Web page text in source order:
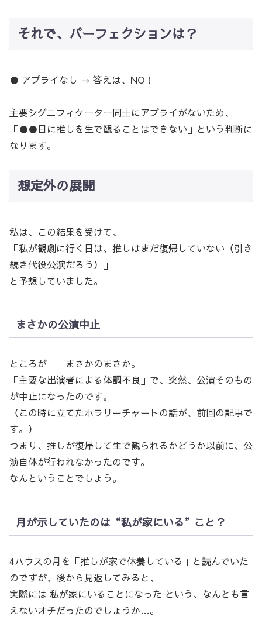
それで、パーフェクションは？
● アプライなし → 答えは、NO！
主要シグニフィケーター同士にアプライがないため、
「●●日に推しを生で観ることはできない」という判断に
なります。
想定外の展開
私は、この結果を受けて、
「私が観劇に行く日は、推しはまだ復帰していない（引き
続き代役公演だろう）」
と予想していました。
まさかの公演中止
ところが──まさかのまさか。
「主要な出演者による体調不良」で、突然、公演そのもの
が中止になったのです。
（この時に立てたホラリーチャートの話が、前回の記事で
す。）
つまり、推しが復帰して生で観られるかどうか以前に、公
演自体が行われなかったのです。
なんということでしょう。
月が示していたのは“私が家にいる”こと？
4ハウスの月を「推しが家で休養している」と読んでいた
のですが、後から見返してみると、
実際には 私が家にいることになった という、なんとも言
えないオチだったのでしょうか…。